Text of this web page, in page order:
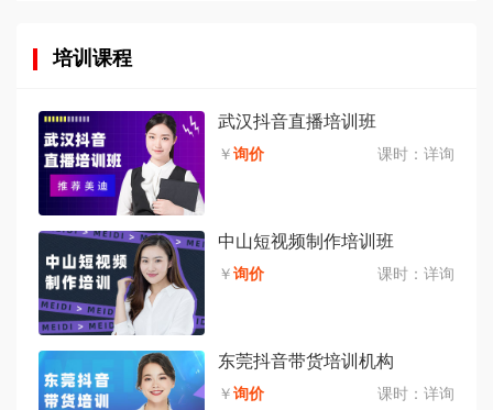
培训课程
武汉抖音直播培训班
￥询价 课时： 详询
中山短视频制作培训班
￥询价 课时： 详询
东莞抖音带货培训机构
￥询价 课时： 详询